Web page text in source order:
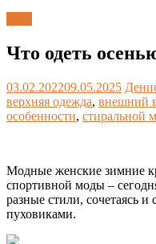
Что одеть
03.02.202209.05.2025
верхняя одежда, внешний
особенности, стиральной
Модные женские зимние
спортивной моды –
разные стили, сочетаясь и
пуховиками.